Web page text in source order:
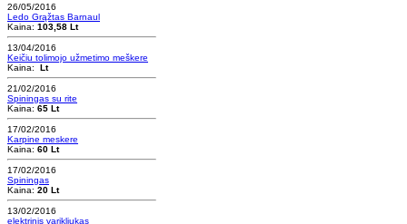
26/05/2016
Ledo Grąžtas Barnaul
Kaina: 103,58 Lt
13/04/2016
Keičiu tolimojo užmetimo meškere
Kaina:
Lt
21/02/2016
Spiningas su rite
Kaina: 65 Lt
17/02/2016
Karpine meskere
Kaina: 60 Lt
17/02/2016
Spiningas
Kaina: 20 Lt
13/02/2016
elektrinis varikliukas